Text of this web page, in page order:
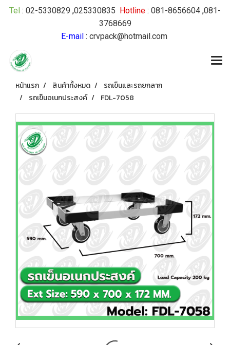
Tel : 02-5330829 ,025330835 Hotline : 081-8656604 ,081-
3768669
E-mail: crvpack@hotmail.com
หน้าแรก สินค้าทั้งหมด
รถเข็นและรถยกลาก
รถเข็นอเนกประสงค์
FDL-7058